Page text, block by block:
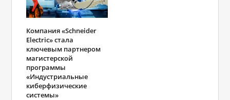
Компания «Schneider
Electric» стала
ключевым партнером
магистерской
программы
«Индустриальные
киберфизические
системы»